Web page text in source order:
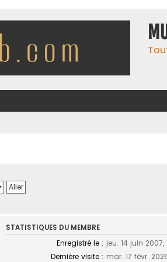
STATISTIQUES DU MEMBRE
Enregistré le : jeu. 14 juin 2007,
Dernière visite : mar. 17 févr.